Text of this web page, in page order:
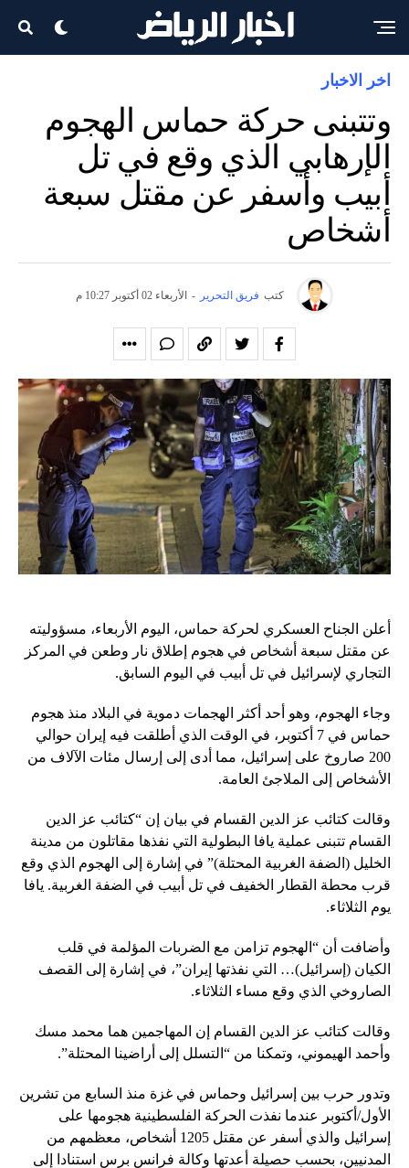
اخر الاخبار
وتتبنى حركة حماس الهجوم
الإرهابي الذي وقع في تل
أبيب وأسفر عن مقتل سبعة
أشخاص
كتب فريق التحرير - الأربعاء 02 أكتوبر 10:27 م
أعلن الجناح العسكري لحركة حماس، اليوم الأربعاء، مسؤوليته
عن مقتل سبعة أشخاص في هجوم إطلاق نار وطعن في المركز
التجاري لإسرائيل في تل أبيب في اليوم السابق.
وجاء الهجوم، وهو أحد أكثر الهجمات دموية في البلاد منذ هجوم
حماس في 7 أكتوبر، في الوقت الذي أطلقت فيه إيران حوالي
200 صاروخ على إسرائيل، مما أدى إلى إرسال مئات الآلاف من
الأشخاص إلى الملاجئ العامة.
وقالت كتائب عز الدين القسام في بيان إن “كتائب عز الدين
القسام تتبنى عملية يافا البطولية التي نفذها مقاتلون من مدينة
الخليل (الضفة الغربية المحتلة)” في إشارة إلى الهجوم الذي وقع
قرب محطة القطار الخفيف في تل أبيب في الضفة الغربية. يافا
يوم الثلاثاء.
وأضافت أن “الهجوم تزامن مع الضربات المؤلمة في قلب
الكيان (إسرائيل)… التي نفذتها إيران”، في إشارة إلى القصف
الصاروخي الذي وقع مساء الثلاثاء.
وقالت كتائب عز الدين القسام إن المهاجمين هما محمد مسك
وأحمد الهيموني، وتمكنا من “التسلل إلى أراضينا المحتلة”.
وتدور حرب بين إسرائيل وحماس في غزة منذ السابع من تشرين
الأول/أكتوبر عندما نفذت الحركة الفلسطينية هجومها على
إسرائيل والذي أسفر عن مقتل 1205 أشخاص، معظمهم من
المدنيين، بحسب حصيلة أعدتها وكالة فرانس برس استنادا إلى